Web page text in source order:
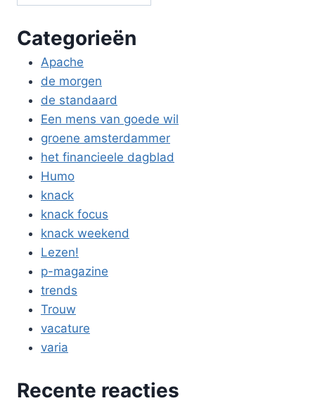
Categorieën
Apache
de morgen
de standaard
Een mens van goede wil
groene amsterdammer
het financieele dagblad
Humo
knack
knack focus
knack weekend
Lezen!
p-magazine
trends
Trouw
vacature
varia
Recente reacties